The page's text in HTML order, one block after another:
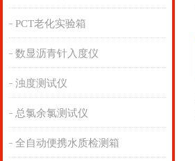
PCT老化实验箱
数显沥青针入度仪
浊度测试仪
总氯余氯测试仪
全自动便携水质检测箱